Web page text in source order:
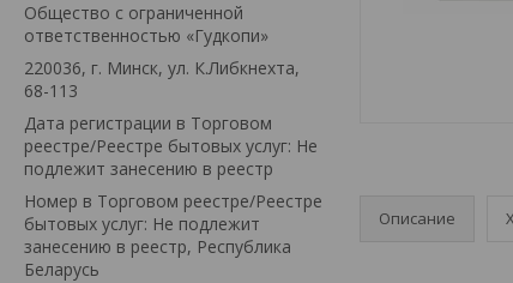
Общество с ограниченной
ответственностью «Гудкопи»
220036, г. Минск, ул. К.Либкнехта,
68-113
Дата регистрации в Торговом
реестре/Реестре бытовых услуг: Не
подлежит занесению в реестр
Номер в Торговом реестре/Реестре
бытовых услуг: Не подлежит
занесению в реестр, Республика
Беларусь
Описание